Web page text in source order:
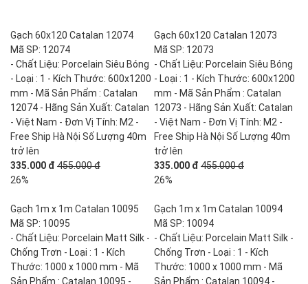
Gạch 60x120 Catalan 12074
Mã SP: 12074
- Chất Liệu: Porcelain Siêu Bóng
- Loại : 1 - Kích Thước: 600x1200
mm - Mã Sản Phẩm : Catalan
12074 - Hãng Sản Xuất: Catalan
- Việt Nam - Đơn Vị Tính: M2 -
Free Ship Hà Nội Số Lượng 40m
trở lên
335.000 đ 455.000 đ
26%
Gạch 60x120 Catalan 12073
Mã SP: 12073
- Chất Liệu: Porcelain Siêu Bóng
- Loại : 1 - Kích Thước: 600x1200
mm - Mã Sản Phẩm : Catalan
12073 - Hãng Sản Xuất: Catalan
- Việt Nam - Đơn Vị Tính: M2 -
Free Ship Hà Nội Số Lượng 40m
trở lên
335.000 đ 455.000 đ
26%
Gạch 1m x 1m Catalan 10095
Mã SP: 10095
- Chất Liệu: Porcelain Matt Silk -
Chống Trơn - Loại : 1 - Kích
Thước: 1000 x 1000 mm - Mã
Sản Phẩm : Catalan 10095 -
Gạch 1m x 1m Catalan 10094
Mã SP: 10094
- Chất Liệu: Porcelain Matt Silk -
Chống Trơn - Loại : 1 - Kích
Thước: 1000 x 1000 mm - Mã
Sản Phẩm : Catalan 10094 -